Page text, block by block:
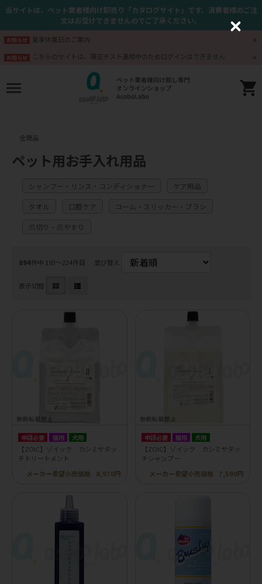
当サイトは、ペット業者様向け卸売り「カタログサイト」です。消費者様のご注
文はお受けできませんのでご了承ください。
お知らせ 夏季休業日のご案内
お知らせ こちらのサイトは、現在テスト運用中のためログインはできません
全商品
ペット用お手入れ用品
シャンプー・リンス・コンディショナー ケア用品
タオル 口腔ケア コーム・スリッカー・ブラシ
爪切り・爪やすり
894件中 193〜224件目 並び替え
表示切替
申請必要 猫用 犬用
【ZOIC】ゾイック カシミヤタッ
チトリートメント
メーカー希望小売価格
8,970円
申請必要 猫用 犬用
【ZOIC】ゾイック カシミヤタッ
チシャンプー
メーカー希望小売価格
7,590円
C